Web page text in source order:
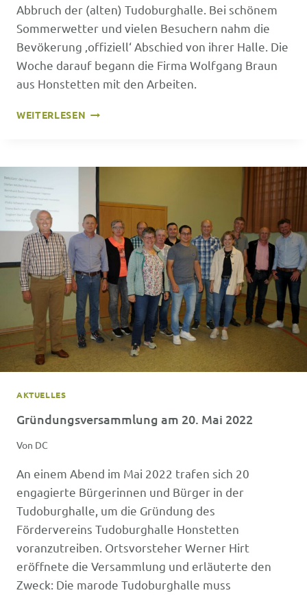
Abbruch der (alten) Tudoburghalle. Bei schönem
Sommerwetter und vielen Besuchern nahm die
Bevökerung ‚offiziell‘ Abschied von ihrer Halle. Die
Woche darauf begann die Firma Wolfgang Braun
aus Honstetten mit den Arbeiten.
WEITERLESEN ABBRUCHPARTY
AKTUELLES
Gründungsversammlung am 20. Mai 2022
Von DC
An einem Abend im Mai 2022 trafen sich 20
engagierte Bürgerinnen und Bürger in der
Tudoburghalle, um die Gründung des
Fördervereins Tudoburghalle Honstetten
voranzutreiben. Ortsvorsteher Werner Hirt
eröffnete die Versammlung und erläuterte den
Zweck: Die marode Tudoburghalle muss